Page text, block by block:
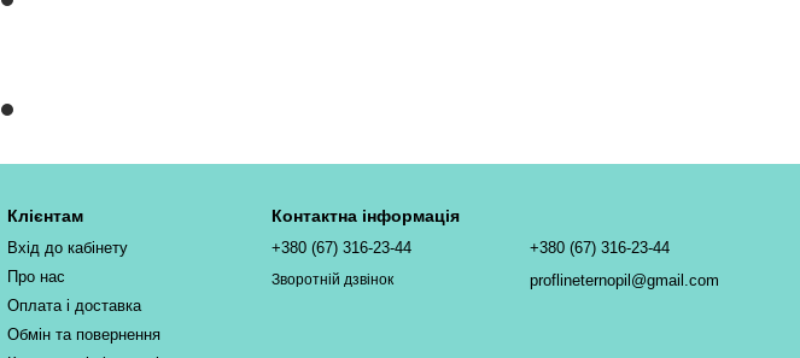
Клієнтам
Вхід до кабінету
Про нас
Оплата і доставка
Обмін та повернення
Контактна інформація
+380 (67) 316-23-44
Зворотній дзвінок
+380 (67) 316-23-44
proflineternopil@gmail.com